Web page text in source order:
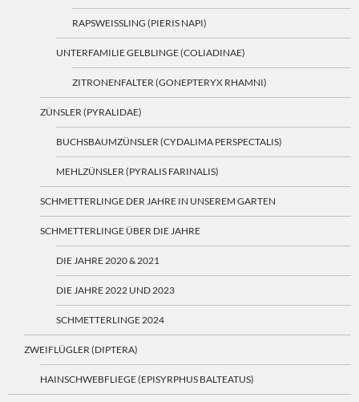
RAPSWEISSLING (PIERIS NAPI)
UNTERFAMILIE GELBLINGE (COLIADINAE)
ZITRONENFALTER (GONEPTERYX RHAMNI)
ZÜNSLER (PYRALIDAE)
BUCHSBAUMZÜNSLER (CYDALIMA PERSPECTALIS)
MEHLZÜNSLER (PYRALIS FARINALIS)
SCHMETTERLINGE DER JAHRE IN UNSEREM GARTEN
SCHMETTERLINGE ÜBER DIE JAHRE
DIE JAHRE 2020 & 2021
DIE JAHRE 2022 UND 2023
SCHMETTERLINGE 2024
ZWEIFLÜGLER (DIPTERA)
HAINSCHWEBFLIEGE (EPISYRPHUS BALTEATUS)